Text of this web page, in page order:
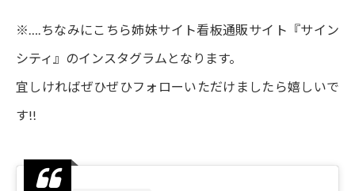
※….ちなみにこちら姉妹サイト看板通販サイト『サイン
シティ』のインスタグラムとなります。
宜しければぜひぜひフォローいただけましたら嬉しいで
す!!